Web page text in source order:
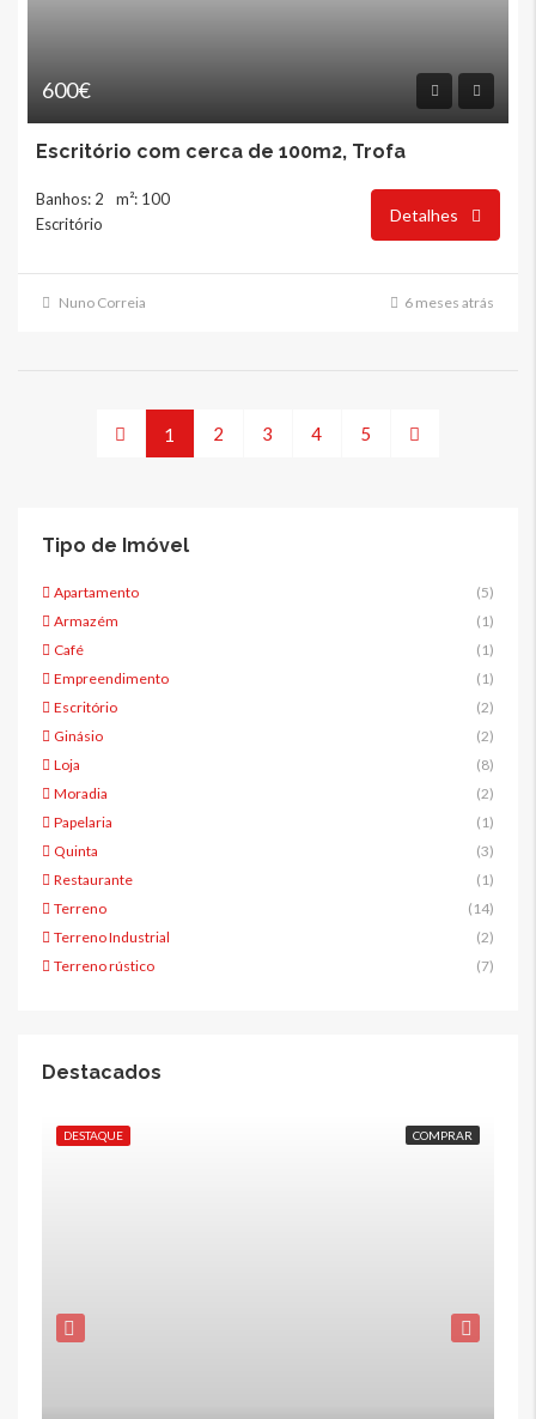
600€
Escritório com cerca de 100m2, Trofa
Banhos: 2
m²: 100
Escritório
Detalhes
Nuno Correia 6 meses atrás
1 2 3 4 5
Tipo de Imóvel
Apartamento
(5)
Armazém
(1)
Café
(1)
Empreendimento
(1)
Escritório
(2)
Ginásio
(2)
Loja
(8)
Moradia
(2)
Papelaria
(1)
Quinta
(3)
Restaurante
(1)
Terreno
(14)
Terreno Industrial
(2)
Terreno rústico
(7)
Destacados
DESTAQUE COMPRAR